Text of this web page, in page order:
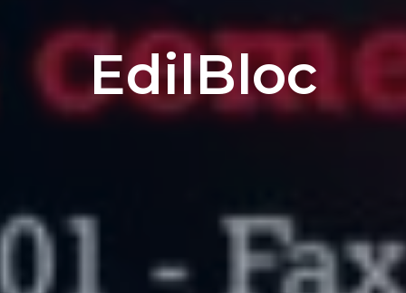
EdilBloc